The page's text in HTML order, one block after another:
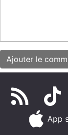
App